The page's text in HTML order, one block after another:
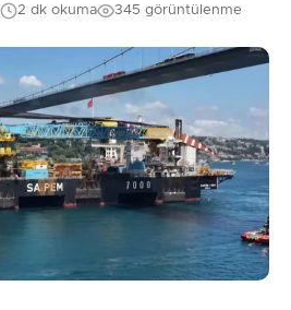
3 + 6 = ?
Gönder
2 dk okuma 345 görüntülenme